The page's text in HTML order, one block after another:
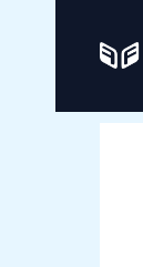
contenido